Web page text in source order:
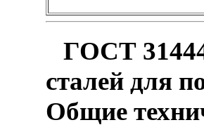
ГОСТ
сталей для
Общие